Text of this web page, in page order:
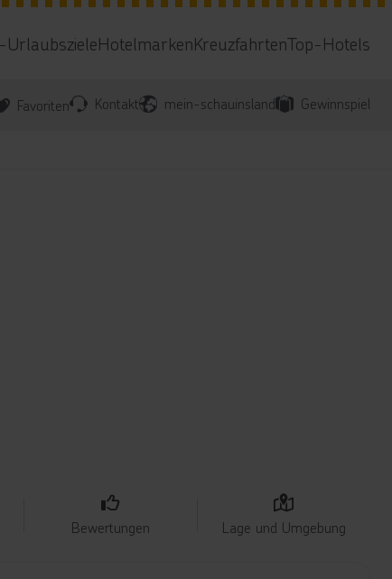
UrlaubszieleHotelmarkenKreuzfahrtenTop-Hotels
Favoriten Kontakt mein-schauinsland Gewinnspiel
Bewertungen Lage und Umgebung